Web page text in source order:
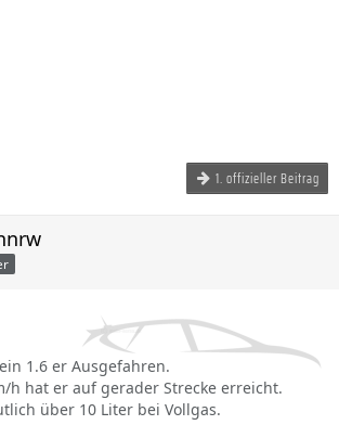
1. offizieller Beitrag
1.6 er Ausgefahren.
h hat er auf gerader Strecke erreicht.
über 10 Liter bei Vollgas.